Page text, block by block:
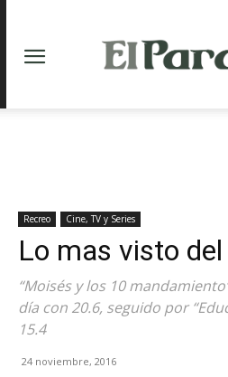
Recreo Cine, TV y Series
Lo mas visto
“Moisés y los 10
día con 20.6, seguido por
15.4
24 noviembre, 2016